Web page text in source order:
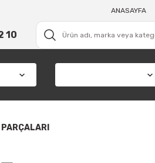
ANASAYFA
10